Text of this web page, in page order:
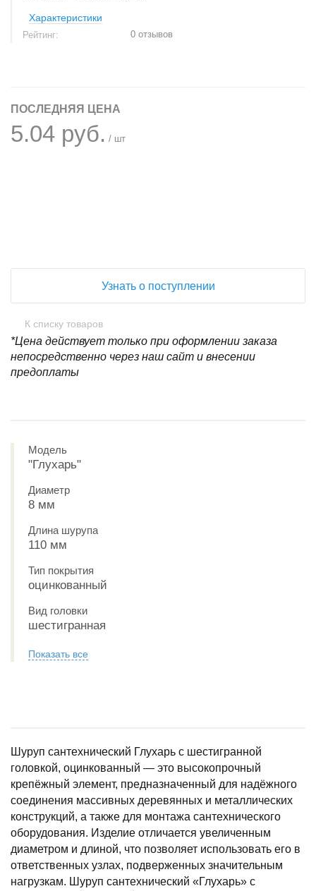
Характеристики
Рейтинг: 0 отзывов
ПОСЛЕДНЯЯ ЦЕНА
5.04 руб. / шт
Узнать о поступлении
К списку товаров
*Цена действует только при оформлении заказа
непосредственно через наш сайт и внесении
предоплаты
Модель
"Глухарь"
Диаметр
8 мм
Длина шурупа
110 мм
Тип покрытия
оцинкованный
Вид головки
шестигранная
Показать все
Шуруп сантехнический Глухарь с шестигранной
головкой, оцинкованный — это высокопрочный
крепёжный элемент, предназначенный для надёжного
соединения массивных деревянных и металлических
конструкций, а также для монтажа сантехнического
оборудования. Изделие отличается увеличенным
диаметром и длиной, что позволяет использовать его в
ответственных узлах, подверженных значительным
нагрузкам. Шуруп сантехнический «Глухарь» с